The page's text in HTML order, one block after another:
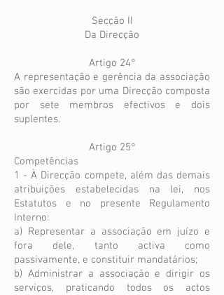
Secção II
Da Direcção
Artigo 24°
A representação e gerência da associação
são exercidas por uma Direcção composta
por sete membros efectivos e dois
suplentes.
Artigo 25°
Competências
1 - À Direcção compete, além das demais
atribuições estabelecidas na lei, nos
Estatutos e no presente Regulamento
Interno:
a) Representar a associação em juízo e
fora dele, tanto activa como
passivamente, e constituir mandatários;
b) Administrar a associação e dirigir os
serviços, praticando todos os actos